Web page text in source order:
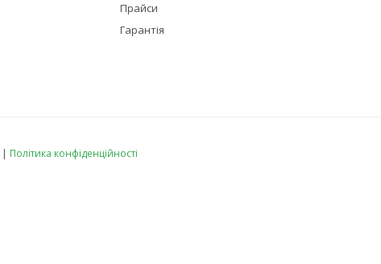
Прайси
Гарантія
| Політика конфіденційності